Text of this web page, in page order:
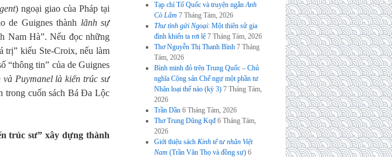
) ngoại giao của Pháp tại
de Guignes thành lãnh sự
Nam Hà”. Nếu đọc những
trị” kiểu Ste-Croix, nếu làm
“thông tin” của de Guignes
Puymanel là kiến trúc sư
trong cuốn sách Bá Đa Lộc
trúc sư” xây dựng thành
Tạp chí Tổ Quốc và truyện ngắnAnh
Cò Lấm 7 Tháng Tám, 2026
Thư tình gửi Ngoại: Một thiên sử gia
đình khiến ta rơi lệ 7 Tháng Tám, 2026
Thơ Nguyễn Thị Thanh Bình 7 Tháng
Tám, 2026
Bình minh đỏ trên Trung Quốc – Chủ
nghĩa Cộng sản Chế ngự một phần tư
Nhân loại thế nào (kỳ 3) 7 Tháng Tám,
2026
Trần Dần 6 Tháng Tám, 2026
Thơ Trung Dũng Kqđ 6 Tháng Tám,
2026
Giới thiệu sách Kinh tế tư nhân Việt
Nam (Trần Văn Thọ và đồng sự) 6